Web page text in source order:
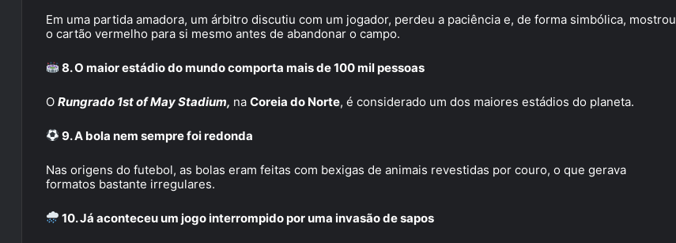
Em uma partida amadora, um árbitro discutiu com um jogador, perdeu a paciência e, de forma simbólica, mostrou
o cartão vermelho para si mesmo antes de abandonar o campo.
8. O maior estádio do mundo comporta mais de 100 mil pessoas
O Rungrado 1st of May Stadium, na Coreia do Norte, é considerado um dos maiores estádios do planeta.
9. A bola nem sempre foi redonda
Nas origens do futebol, as bolas eram feitas com bexigas de animais revestidas por couro, o que gerava
formatos bastante irregulares.
10. Já aconteceu um jogo interrompido por uma invasão de sapos